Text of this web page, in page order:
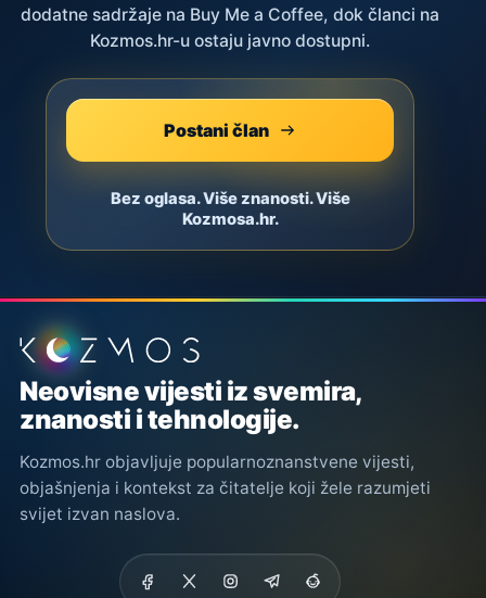
dodatne sadržaje na Buy Me a Coffee, dok članci na
Kozmos.hr-u ostaju javno dostupni.
Postani član
Bez oglasa. Više znanosti. Više
Kozmosa.hr.
Podnožje stranice
Neovisne vijesti iz svemira,
znanosti i tehnologije.
Kozmos.hr objavljuje popularnoznanstvene vijesti,
objašnjenja i kontekst za čitatelje koji žele razumjeti
svijet izvan naslova.